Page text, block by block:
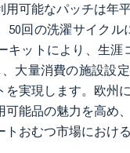
用可能なパッチは年
50回の洗濯サイクル
キットにより、生涯
大量消費の施設設
を実現します。欧州
可能品の魅力を高め
トおむつ市場におけ